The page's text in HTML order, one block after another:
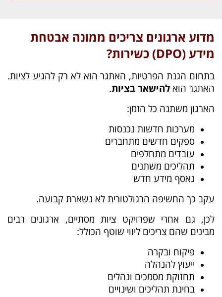
מדוע ארגונים צריכים ממונה אבטחת
מידע(DPO) כשירות?
בתחום הגנת הפרטיות, האתגר הוא לא רק להגיע לציות.
האתגר הוא להישאר בציות.
הארגון משתנה כל הזמן:
מערכות חדשות נכנסות
ספקים חדשים מתחברים
עובדים מתחלפים
תהליכים משתנים
נאסף מידע חדש
עקב כך החשיפה הרגולטורית לא נשארת קבועה.
לכן, גם אחרי שפרויקט ציות מסתיים, ארגונים רבים
מבינים שהם צריכים ליווי שוטף הכולל:
פיקוח ובקרה
ייעוץ להנהלה
תחזוקת מסמכים ונהלים
בחינת תהליכים ושינויים